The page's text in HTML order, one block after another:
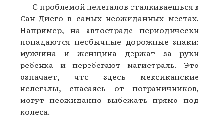
С проблемой нелегалов сталкиваешься в
Сан-Диего в самых неожиданных местах.
Например, на автостраде периодически
попадаются необычные дорожные знаки:
мужчина и женщина держат за руки
ребенка и перебегают магистраль. Это
означает, что здесь мексиканские
нелегалы, спасаясь от пограничников,
могут неожиданно выбежать прямо под
колеса.